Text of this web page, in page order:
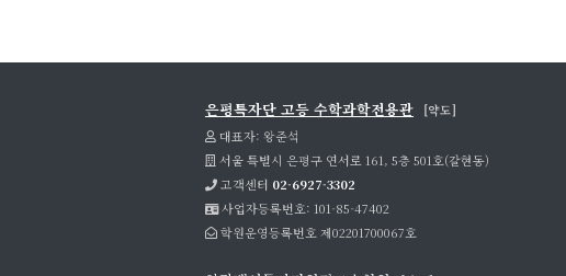
은평특자단 고등 수학과학전용관
[약도]
대표자: 왕준석
서울 특별시 은평구 연서로 161, 5층 501호(갈현동)
고객센터 02-6927-3302
사업자등록번호: 101-85-47402
학원운영등록번호 제02201700067호